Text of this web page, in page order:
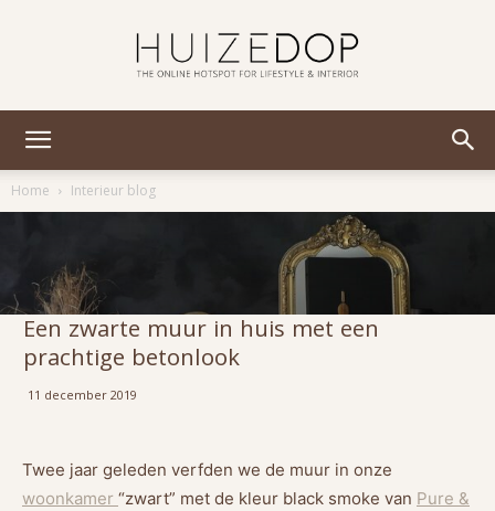
Home
Interieur blog
Een zwarte muur in huis met een
prachtige betonlook
11 december 2019
Twee jaar geleden verfden we de muur in onze
woonkamer “zwart” met de kleur black smoke van Pure &